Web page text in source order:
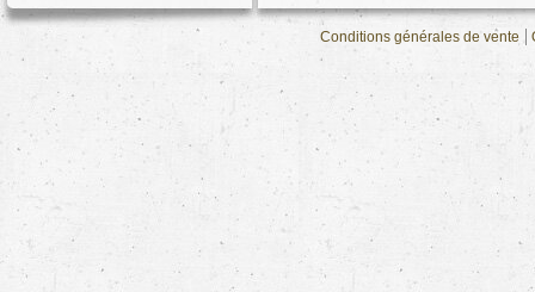
Conditions générales de vente